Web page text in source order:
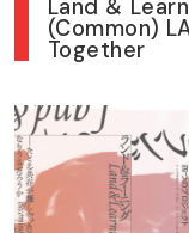
Land ＆
(Common)
Together